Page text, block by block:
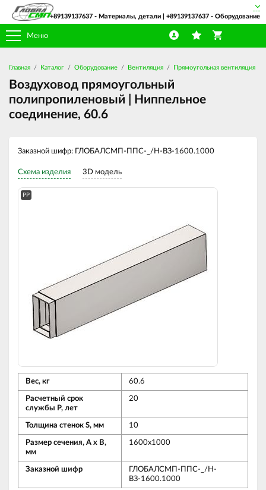
Меню
+89139137637 - Материалы, детали | +89139137637 - Оборудование
Главная Каталог Оборудование Вентиляция Прямоугольная вентиляция
Воздуховод прямоугольный
полипропиленовый | Ниппельное
соединение, 60.6
Заказной шифр: ГЛОБАЛСМП-ППС-_/Н-ВЗ-1600.1000
Схема изделия 3D модель
PP
Вес, кг 60.6
Расчетный срок
службы Р, лет
20
Толщина стенок S, мм 10
Размер сечения, А х В,
мм
1600х1000
Заказной шифр
ГЛОБАЛСМП-ППС-_/Н-
ВЗ-1600.1000